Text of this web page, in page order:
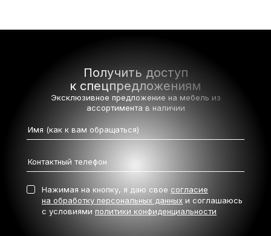
Получить доступ
к спецпредложениям
Эксклюзивное предложение на мебель из
ассортимента в наличии
Нажимая на кнопку, я даю свое согласие
на обработку персональных данных и соглашаюсь
с условиями политики конфиденциальности